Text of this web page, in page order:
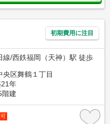
初期費用に注目
線/西鉄福岡（天神）駅 徒歩
区舞鶴１丁目
年
階建